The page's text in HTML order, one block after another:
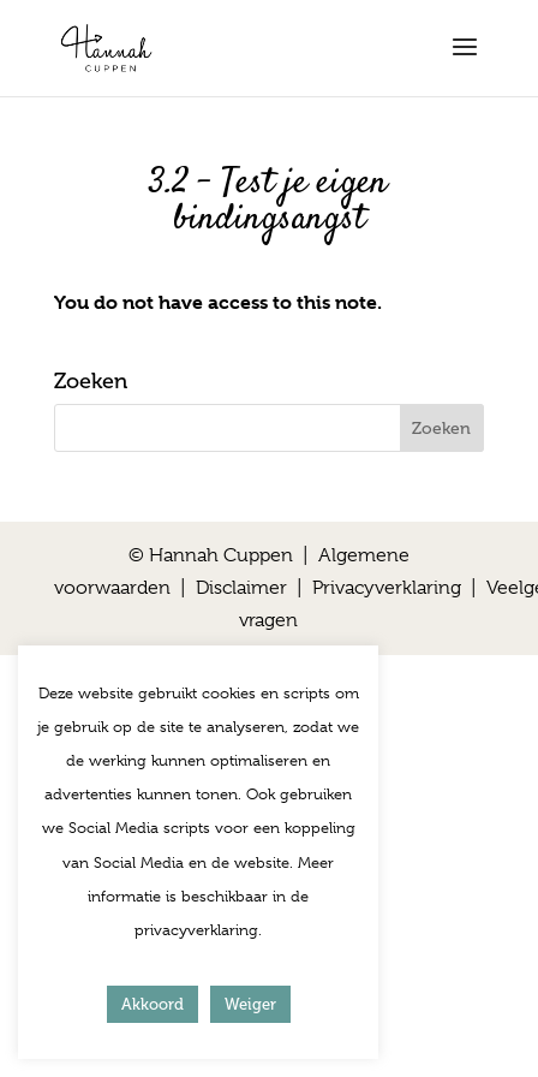
3.2 – Test je eigen
bindingsangst
You do not have access to this note.
Zoeken
© Hannah Cuppen | Algemene
voorwaarden| Disclaimer| Privacyverklaring|
vragen
Deze website gebruikt cookies en scripts om
je gebruik op de site te analyseren, zodat we
de werking kunnen optimaliseren en
advertenties kunnen tonen. Ook gebruiken
we Social Media scripts voor een koppeling
van Social Media en de website. Meer
informatie is beschikbaar in de
privacyverklaring.
Akkoord Weiger